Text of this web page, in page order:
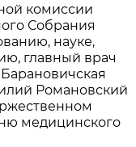
комиссии
Собрания
науке,
главный врач
Романовский
медицинского